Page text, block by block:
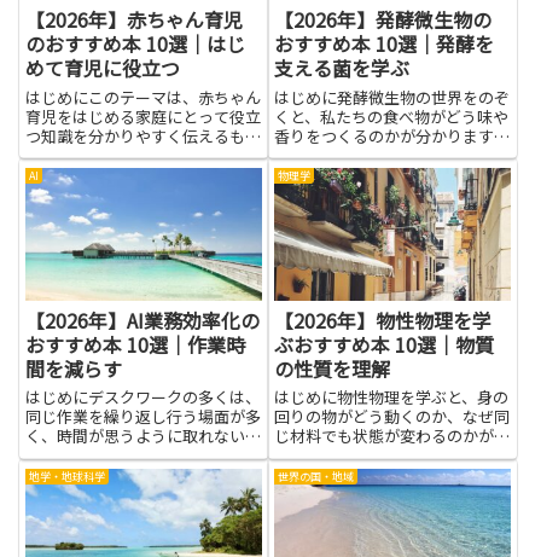
【2026年】赤ちゃん育児
のおすすめ本 10選｜はじ
めて育児に役立つ
はじめにこのテーマは、赤ちゃん
育児をはじめる家庭にとって役立
つ知識を分かりやすく伝えるもの
です。初めての育児では、眠さや
不安、日々のケアのコツなどが混
ざりがちです。本を読むと、基本
の育児の流れや、赤ちゃんの表情
の読み方、安心して過ごす工夫
が...
【2026年】発酵微生物の
おすすめ本 10選｜発酵を
支える菌を学ぶ
はじめに発酵微生物の世界をのぞ
くと、私たちの食べ物がどう味や
香りをつくるのかが分かります。
発影を支える菌を学ぶと、身近な
発酵食品がどうできているのかが
見えてきます。安全な取り扱い方
も自然に身につくので、台所での
実験や料理のときに役立ちま
す。...
AI
【2026年】AI業務効率化の
おすすめ本 10選｜作業時
間を減らす
はじめにデスクワークの多くは、
同じ作業を繰り返し行う場面が多
く、時間が思うように取れないと
感じる人が多いです。AI業務効率
化について学ぶと、日常の業務を
見直すきっかけが生まれ、どう改
善するかのヒントを見つけやすく
なります。難しい道具を一度に...
物理学
【2026年】物性物理を学
ぶおすすめ本 10選｜物質
の性質を理解
はじめに物性物理を学ぶと、身の
回りの物がどう動くのか、なぜ同
じ材料でも状態が変わるのかが、
ひとつの筋で見えてきます。原子
の動きや、金属が電気を流すしく
み、結晶の形が物性にどう影響す
るかといった基本の考え方を、や
さしい言葉と身近な例で丁寧に
地学・地球科学 世界の国・地域